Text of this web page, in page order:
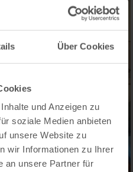
Über Cookies
und Anzeigen zu
soziale Medien anbieten
unsere Website zu
wir Informationen zu Ihrer
an unsere Partner für